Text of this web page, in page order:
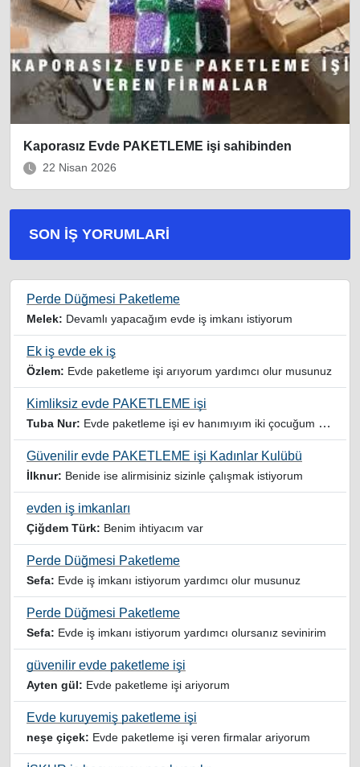
Kaporasız Evde PAKETLEME işi sahibinden
22 Nisan 2026
SON İŞ YORUMLARI
Perde Düğmesi Paketleme
Melek: Devamlı yapacağım evde iş imkanı istiyorum
Ek iş evde ek iş
Özlem: Evde paketleme işi arıyorum yardımcı olur musunuz
Kimliksiz evde PAKETLEME işi
Tuba Nur: Evde paketleme işi ev hanımıyım iki çocuğum var yardımcı olursanız sevinirim
Güvenilir evde PAKETLEME işi Kadınlar Kulübü
İlknur: Benide ise alirmisiniz sizinle çalışmak istiyorum
evden iş imkanları
Çiğdem Türk: Benim ihtiyacım var
Perde Düğmesi Paketleme
Sefa: Evde iş imkanı istiyorum yardımcı olur musunuz
Perde Düğmesi Paketleme
Sefa: Evde iş imkanı istiyorum yardımcı olursanız sevinirim
güvenilir evde paketleme işi
Ayten gül: Evde paketleme işi ariyorum
Evde kuruyemiş paketleme işi
neşe çiçek: Evde paketleme işi veren firmalar ariyorum